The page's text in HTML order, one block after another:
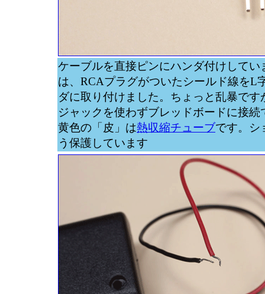
ケーブルを直接ピンにハンダ付けしてい
は、RCAプラグがついたシールド線をL
ダに取り付けました。ちょっと乱暴です
ジャックを使わずブレッドボードに接続
黄色の「皮」は熱収縮チューブです。シ
う保護しています